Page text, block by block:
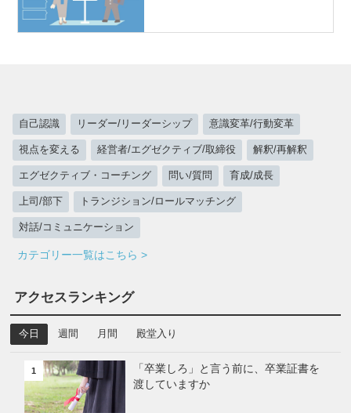
自己認識 リーダー/リーダーシップ 意識変革/行動変革
視点を変える 経営者/エグゼクティブ/取締役 解釈/再解釈
エグゼクティブ・コーチング 問い/質問 育成/成長
上司/部下 トランジション/ロールマッチング
対話/コミュニケーション
カテゴリー一覧はこちら >
アクセスランキング
今日 週間 月間 殿堂入り
1
「卒業しろ」と言う前に、卒業証書を
渡していますか